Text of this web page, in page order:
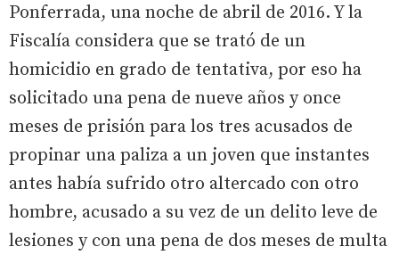
Ponferrada, una noche de abril de 2016. Y la
Fiscalía considera que se trató de un
homicidio en grado de tentativa, por eso ha
solicitado una pena de nueve años y once
meses de prisión para los tres acusados de
propinar una paliza a un joven que instantes
antes había sufrido otro altercado con otro
hombre, acusado a su vez de un delito leve de
lesiones y con una pena de dos meses de multa